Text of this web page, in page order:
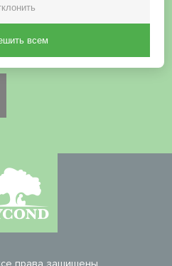
не робот.
права защищены
всем